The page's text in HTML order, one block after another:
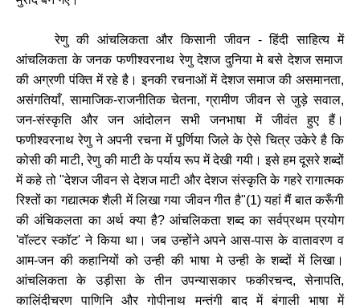
रेणु की आंचलिकता और किसानी जीवन -हिंदी साहित्य में
आंचलिकता के जनक फणीश्वरनाथ रेणु देशज दुनिया मे बसे देशज समाज
की अग्रणी पंक्ति में रहे है। इनकी रचनाओं में देशज समाज की असमानता,
असंगतियाँ,सामाजिक-राजनीतिक चेतना,ग्रामीण जीवन से जुड़े सवाल,
जन-संस्कृति और जन आंदोलन सभी जनभाषा में जीवंत हुए
हैं।
फणीश्वरनाथ रेणु ने अपनी रचना में पूर्णिया जिले के ऐसे चित्र उकेरे है कि
कोसी की माटी,रेणु की माटी के पर्याय रूप में देखी गयी। इसे हम दूसरे शब्दों
में कहे तो"देशज जीवन से देशज माटी और देशज संस्कृति के गहरे रागात्मक
रिश्तों का गद्यात्मक शैली में लिखा गया जीवन गीत है"(1) यहां मैं बात करूँगी
की अंचिकलता का अर्थ क्या है? आंचलिकता शब्द का सर्वप्रथम प्रयोग
'वॉल्टर स्कॉट'ने किया था। जब उन्होंने अपने आस-पास के वातावरण व
आम-जन की कहानियों को उन्ही की भाषा मे उन्ही के शब्दों में लिखा।
आंचलिकता
के उड़ीसा के तीन उपन्यासकार फकीरचन्द,सेनापति,
कालिंदीचरण
पाणिनि और गोपीनाथ मन्तंगी बाद में बंगाली भाषा
में